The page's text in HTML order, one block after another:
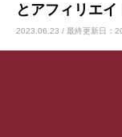
とアフィリエイ
2023.06.23 / 最終更新日：